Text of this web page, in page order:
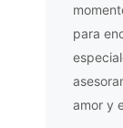
para
amor y